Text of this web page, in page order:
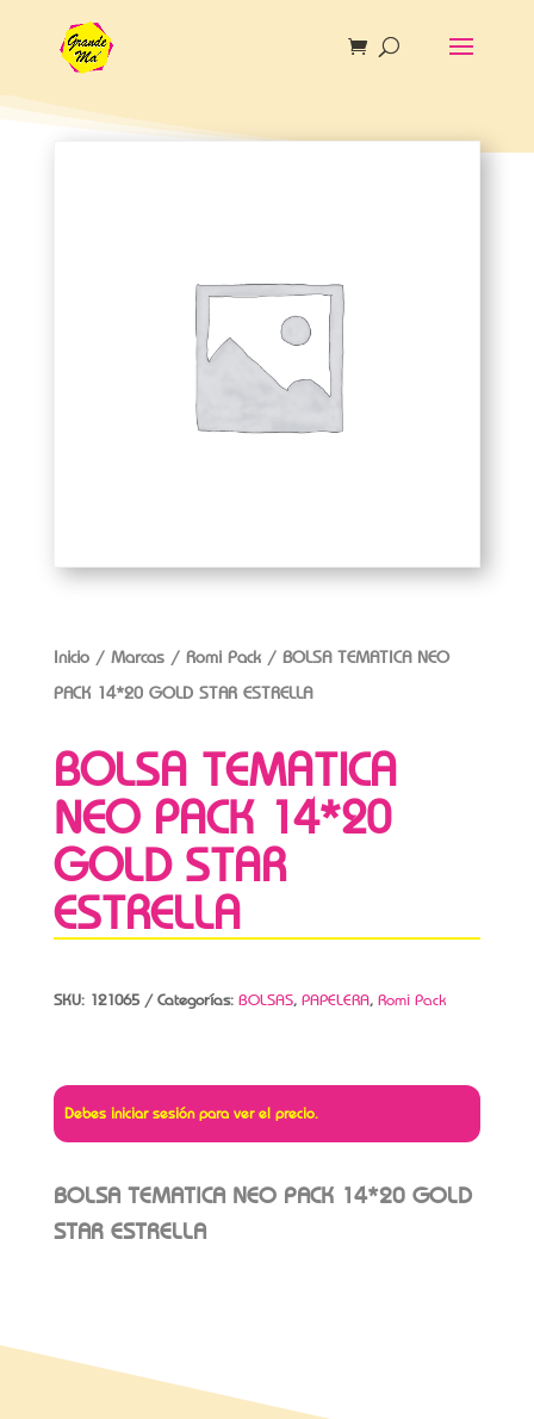
Inicio/ Marcas/ Romi Pack/ BOLSA TEMATICA NEO
PACK 14*20 GOLD STAR ESTRELLA
BOLSA TEMATICA
NEO PACK 14*20
GOLD STAR
ESTRELLA
SKU: 121065 Categorías: BOLSAS, PAPELERA, Romi Pack
Debes iniciar sesión para ver el precio.
BOLSA TEMATICA NEO PACK 14*20 GOLD
STAR ESTRELLA